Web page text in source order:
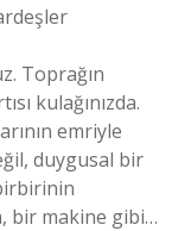
Toprağın
kulağınızda.
emriyle
duygusal bir
bir makine gibi…